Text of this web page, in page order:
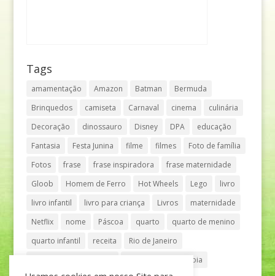
Tags
amamentação Amazon Batman
Bermuda
Brinquedos
camiseta Carnaval cinema
culinária
Decoração
dinossauro Disney DPA
educação
Fantasia
Festa Junina filme filmes
Foto de família
Fotos
frase frase inspiradora
frase maternidade
Gloob
Homem de Ferro Hot Wheels Lego
livro
livro infantil
livro para criança Livros
maternidade
Netflix
nome Páscoa quarto
quarto de menino
quarto infantil
receita
Rio de Janeiro
Shopping Vila Olímpia